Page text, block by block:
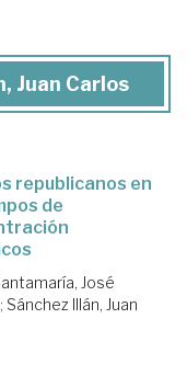
Juan Carlos
republicanos en
de
José
; Sánchez Illán, Juan